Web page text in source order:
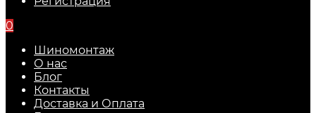
0
Шиномонтаж
О нас
Блог
Контакты
Доставка и Оплата